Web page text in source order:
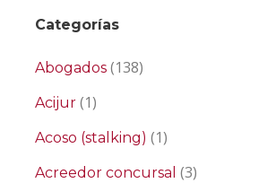
Categorías
Abogados (138)
Acijur (1)
Acoso (stalking) (1)
Acreedor concursal (3)